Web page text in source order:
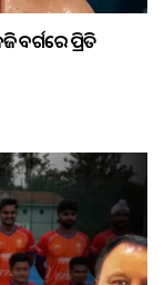
ବର୍ଗରେ ପ୍ରିତି